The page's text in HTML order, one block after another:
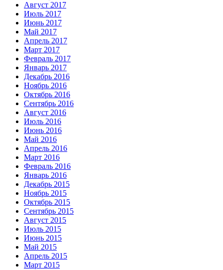
Август 2017
Июль 2017
Июнь 2017
Май 2017
Апрель 2017
Март 2017
Февраль 2017
Январь 2017
Декабрь 2016
Ноябрь 2016
Октябрь 2016
Сентябрь 2016
Август 2016
Июль 2016
Июнь 2016
Май 2016
Апрель 2016
Март 2016
Февраль 2016
Январь 2016
Декабрь 2015
Ноябрь 2015
Октябрь 2015
Сентябрь 2015
Август 2015
Июль 2015
Июнь 2015
Май 2015
Апрель 2015
Март 2015